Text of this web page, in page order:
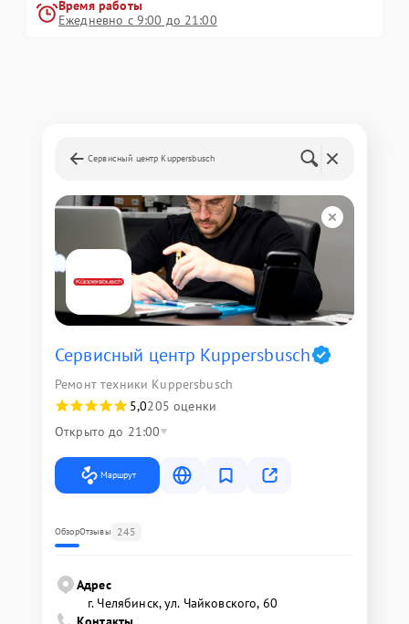
Время работы
Ежедневно с 9:00 до 21:00
Сервисный центр Kuppersbusch
Сервисный центр Kuppersbusch
Ремонт техники Kuppersbusch
5,0205 оценки
Открыто до 21:00
Маршрут
ОбзорОтзывы 245
Адрес
г. Челябинск, ул. Чайковского, 60